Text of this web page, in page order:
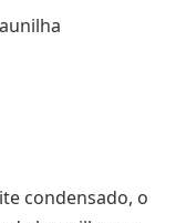
condensado, o